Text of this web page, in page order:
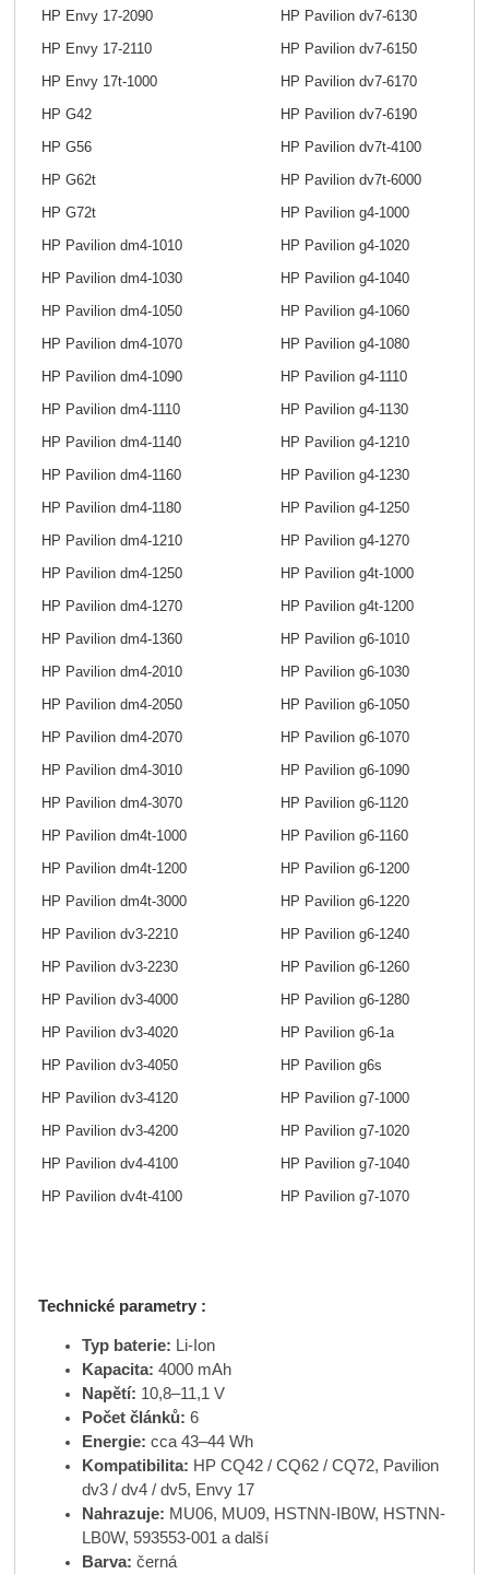
HP Envy 17-2090
HP Pavilion dv7-6130
HP Envy 17-2110
HP Pavilion dv7-6150
HP Envy 17t-1000
HP Pavilion dv7-6170
HP G42
HP Pavilion dv7-6190
HP G56
HP Pavilion dv7t-4100
HP G62t
HP Pavilion dv7t-6000
HP G72t
HP Pavilion g4-1000
HP Pavilion dm4-1010
HP Pavilion g4-1020
HP Pavilion dm4-1030
HP Pavilion g4-1040
HP Pavilion dm4-1050
HP Pavilion g4-1060
HP Pavilion dm4-1070
HP Pavilion g4-1080
HP Pavilion dm4-1090
HP Pavilion g4-1110
HP Pavilion dm4-1110
HP Pavilion g4-1130
HP Pavilion dm4-1140
HP Pavilion g4-1210
HP Pavilion dm4-1160
HP Pavilion g4-1230
HP Pavilion dm4-1180
HP Pavilion g4-1250
HP Pavilion dm4-1210
HP Pavilion g4-1270
HP Pavilion dm4-1250
HP Pavilion g4t-1000
HP Pavilion dm4-1270
HP Pavilion g4t-1200
HP Pavilion dm4-1360
HP Pavilion g6-1010
HP Pavilion dm4-2010
HP Pavilion g6-1030
HP Pavilion dm4-2050
HP Pavilion g6-1050
HP Pavilion dm4-2070
HP Pavilion g6-1070
HP Pavilion dm4-3010
HP Pavilion g6-1090
HP Pavilion dm4-3070
HP Pavilion g6-1120
HP Pavilion dm4t-1000
HP Pavilion g6-1160
HP Pavilion dm4t-1200
HP Pavilion g6-1200
HP Pavilion dm4t-3000
HP Pavilion g6-1220
HP Pavilion dv3-2210
HP Pavilion g6-1240
HP Pavilion dv3-2230
HP Pavilion g6-1260
HP Pavilion dv3-4000
HP Pavilion g6-1280
HP Pavilion dv3-4020
HP Pavilion g6-1a
HP Pavilion dv3-4050
HP Pavilion g6s
HP Pavilion dv3-4120
HP Pavilion g7-1000
HP Pavilion dv3-4200
HP Pavilion g7-1020
HP Pavilion dv4-4100
HP Pavilion g7-1040
HP Pavilion dv4t-4100
HP Pavilion g7-1070
Technické parametry :
Typ baterie: Li-Ion
Kapacita: 4000 mAh
Napětí: 10,8–11,1 V
Počet článků: 6
Energie: cca 43–44 Wh
Kompatibilita: HP CQ42 / CQ62 / CQ72, Pavilion
dv3 / dv4 / dv5, Envy 17
Nahrazuje: MU06, MU09, HSTNN-IB0W, HSTNN-
LB0W, 593553-001 a další
Barva: černá